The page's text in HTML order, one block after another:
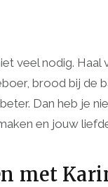
veel nodig.
brood bij de
Dan heb je
en jouw
met